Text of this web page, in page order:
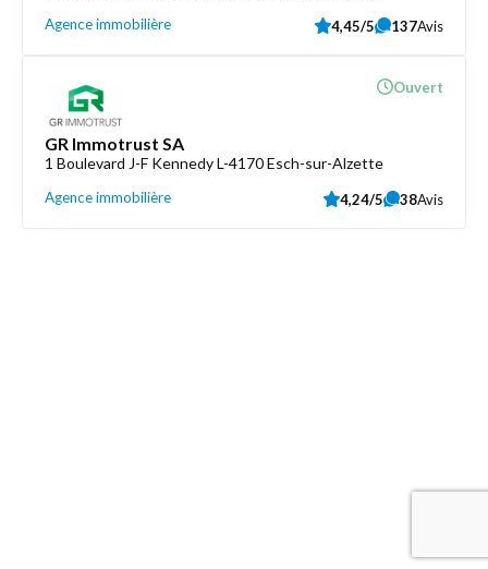
Agence immobilière 4,45/5 137Avis
GR Immotrust SA
1 Boulevard J-F Kennedy L-4170 Esch-sur-Alzette
Agence immobilière
Ouvert
4,24/5 38Avis